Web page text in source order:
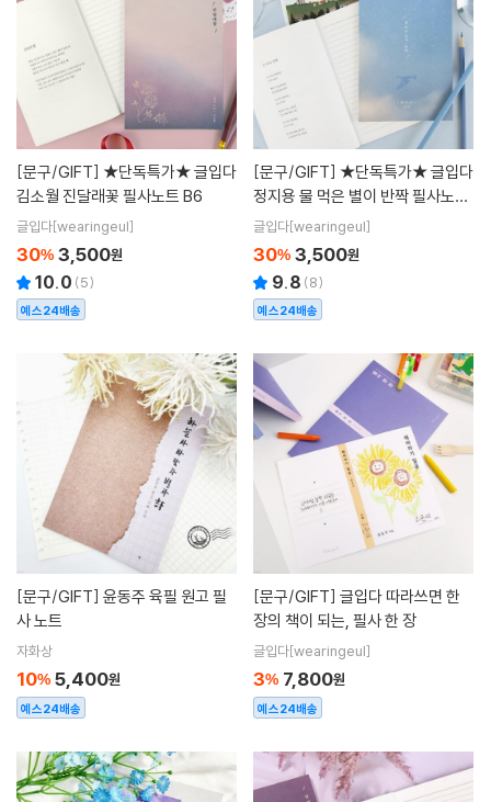
[문구/GIFT]
김소월 진달래꽃 필사노트 B6
글입다[wearingeul]
30% 3,500원
10.0 (5)
예스24배송
[문구/GIFT]
정지용 물 먹은 별이 반짝 필사노트
B6
글입다[wearingeul]
30% 3,500원
9.8 (8)
예스24배송
[문구/GIFT]
사 노트
자화상
10% 5,400원
예스24배송
[문구/GIFT]
장의 책이 되는, 필사 한 장
글입다[wearingeul]
3% 7,800원
예스24배송